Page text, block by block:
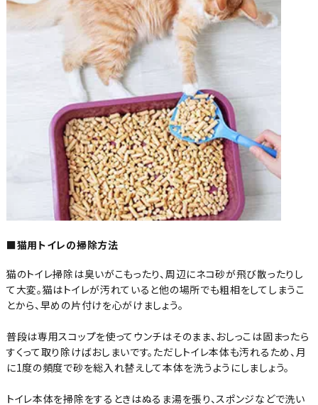
■猫用トイレの掃除方法
猫のトイレ掃除は臭いがこもったり、周辺にネコ砂が飛び散ったりし
て大変。猫はトイレが汚れていると他の場所でも粗相をしてしまうこ
とから、早めの片付けを心がけましょう。
普段は専用スコップを使ってウンチはそのまま、おしっこは固まったら
すくって取り除けばおしまいです。ただしトイレ本体も汚れるため、月
に1度の頻度で砂を総入れ替えして本体を洗うようにしましょう。
トイレ本体を掃除をするときはぬるま湯を張り、スポンジなどで洗い